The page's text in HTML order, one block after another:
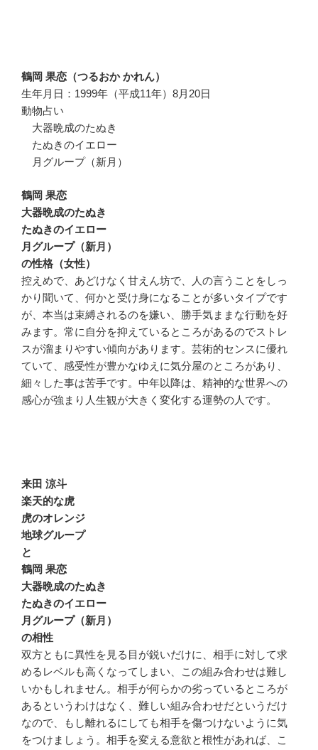
鶴岡 果恋（つるおか かれん）
生年月日：1999年（平成11年）8月20日
動物占い
大器晩成のたぬき
たぬきのイエロー
月グループ（新月）
鶴岡 果恋
大器晩成のたぬき
たぬきのイエロー
月グループ（新月）
の性格（女性）
控えめで、あどけなく甘えん坊で、人の言うことをしっ
かり聞いて、何かと受け身になることが多いタイプです
が、本当は束縛されるのを嫌い、勝手気ままな行動を好
みます。常に自分を抑えているところがあるのでストレ
スが溜まりやすい傾向があります。芸術的センスに優れ
ていて、感受性が豊かなゆえに気分屋のところがあり、
細々した事は苦手です。中年以降は、精神的な世界への
感心が強まり人生観が大きく変化する運勢の人です。
来田 涼斗
楽天的な虎
虎のオレンジ
地球グループ
と
鶴岡 果恋
大器晩成のたぬき
たぬきのイエロー
月グループ（新月）
の相性
双方ともに異性を見る目が鋭いだけに、相手に対して求
めるレベルも高くなってしまい、この組み合わせは難し
いかもしれません。相手が何らかの劣っているところが
あるというわけはなく、難しい組み合わせだというだけ
なので、もし離れるにしても相手を傷つけないように気
をつけましょう。相手を変える意欲と根性があれば、こ